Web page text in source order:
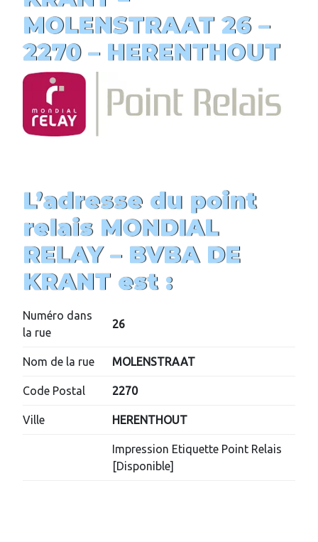
MOLENSTRAAT 26 –
2270 – HERENTHOUT
L’adresse du point
relais MONDIAL
RELAY – BVBA DE
KRANT est :
Numéro dans
la rue
26
Nom de la rue MOLENSTRAAT
Code Postal 2270
Ville HERENTHOUT
Impression Etiquette Point Relais
[Disponible]